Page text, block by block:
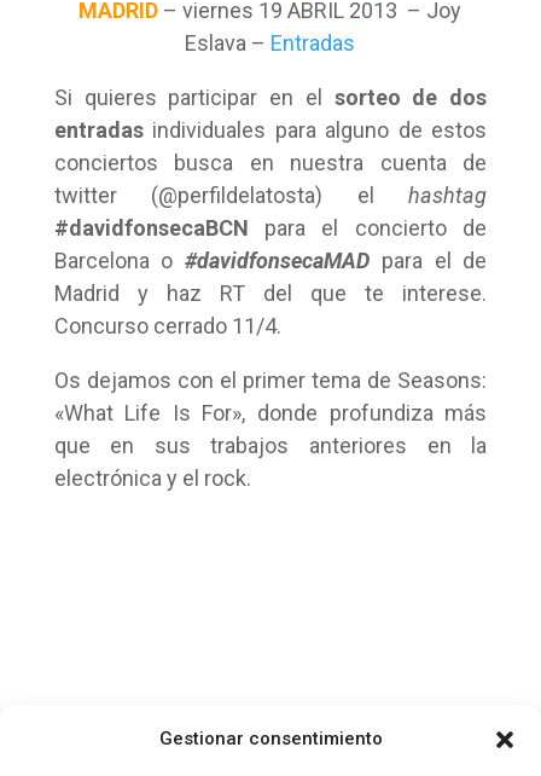
Gestionar consentimiento
MADRID – viernes 19 ABRIL 2013 – Joy
Eslava – Entradas
Si quieres participar en el sorteo de dos
entradasindividuales para alguno de estos
conciertos busca en nuestra cuenta de
twitter (@perfildelatosta) elhashtag
#davidfonsecaBCN para el concierto de
Barcelona o #davidfonsecaMAD para el de
Madrid y haz RT del que te interese.
Concurso cerrado 11/4.
Os dejamos con el primer tema de Seasons:
«What Life Is For», donde profundiza más
que en sus trabajos anteriores en la
electrónica y el rock.